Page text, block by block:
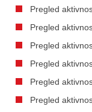
Pregled
Pregled
Pregled
Pregled
Pregled
Pregled